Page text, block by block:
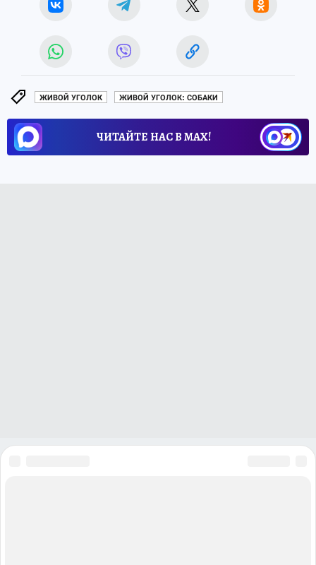
ЖИВОЙ УГОЛОК ЖИВОЙ УГОЛОК: СОБАКИ
ЧИТАЙТЕ НАС В МАХ!